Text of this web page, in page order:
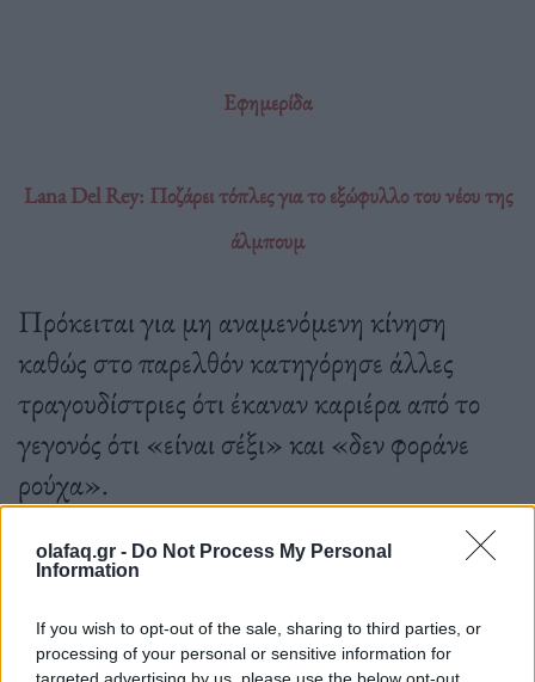
olafaq.gr - Do Not Process My Personal
Information
If you wish to opt-out of the sale, sharing to third parties, or
processing of your personal or sensitive information for
Εφημερίδα
Lana Del Rey: Ποζάρει τόπλες για το εξώφυλλο του νέου της
άλμπουμ
Πρόκειται για μη αναμενόμενη κίνηση
καθώς στο παρελθόν κατηγόρησε άλλες
τραγουδίστριες ότι έκαναν καριέρα από το
γεγονός ότι «είναι σέξι» και «δεν φοράνε
ρούχα».